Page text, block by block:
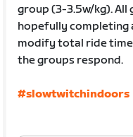
group (3-3.5w/kg).
hopefully completing
modify total ride time
the groups respond.
#slowtwitchindoors